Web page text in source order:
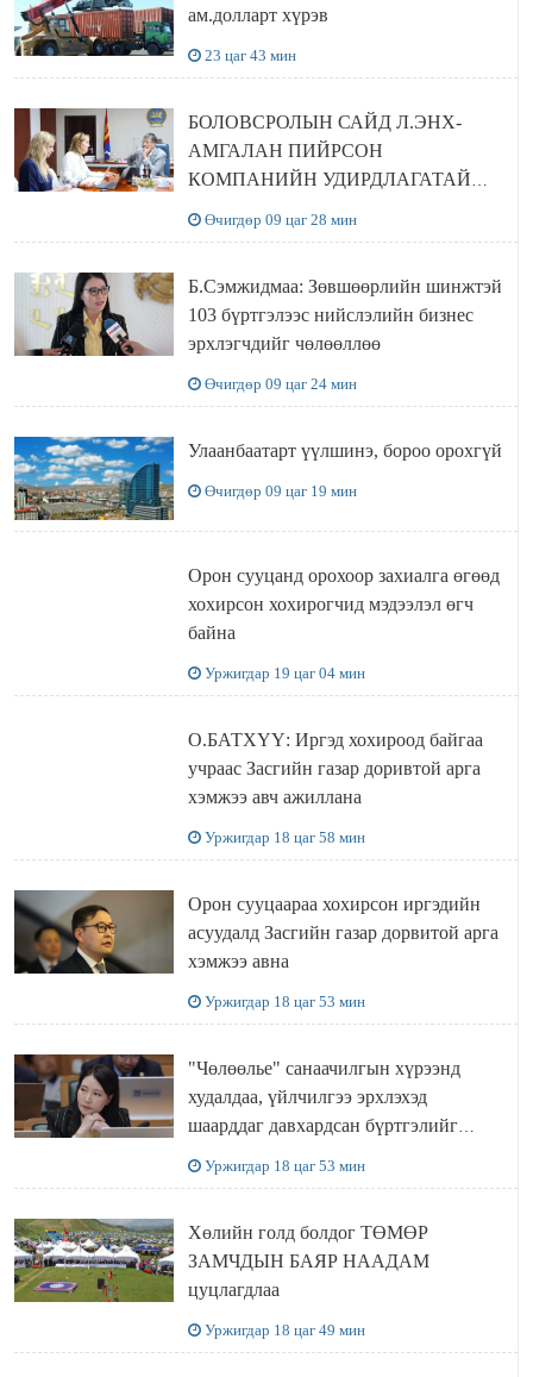
ам.долларт хүрэв
23 цаг 43 мин
БОЛОВСРОЛЫН САЙД Л.ЭНХ-
АМГАЛАН ПИЙРСОН
КОМПАНИЙН УДИРДЛАГАТАЙ
Өчигдөр 09 цаг 28 мин
Б.Сэмжидмаа: Зөвшөөрлийн шинжтэй
103 бүртгэлээс нийслэлийн бизнес
эрхлэгчдийг чөлөөллөө
Өчигдөр 09 цаг 24 мин
Улаанбаатарт үүлшинэ, бороо орохгүй
Өчигдөр 09 цаг 19 мин
Орон сууцанд орохоор захиалга өгөөд
хохирсон хохирогчид мэдээлэл өгч
байна
Уржигдар 19 цаг 04 мин
О.БАТХҮҮ: Иргэд хохироод байгаа
учраас Засгийн газар доривтой арга
хэмжээ авч ажиллана
Уржигдар 18 цаг 58 мин
Орон сууцаараа хохирсон иргэдийн
асуудалд Засгийн газар дорвитой арга
хэмжээ авна
Уржигдар 18 цаг 53 мин
"Чөлөөлье" санаачилгын хүрээнд
худалдаа, үйлчилгээ эрхлэхэд
шаарддаг давхардсан бүртгэлийг
Уржигдар 18 цаг 53 мин
Хөлийн голд болдог ТӨМӨР
ЗАМЧДЫН БАЯР НААДАМ
цуцлагдлаа
Уржигдар 18 цаг 49 мин